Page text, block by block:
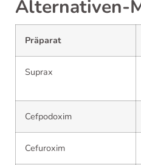
Alternativen-
Präparat
Suprax
Cefpodoxim
Cefuroxim